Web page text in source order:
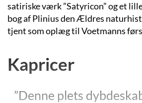
satiriske værk ”Satyricon” og et
bog af Plinius den Ældres
tjent som oplæg til Voetmanns
Kapricer
”Denne plets